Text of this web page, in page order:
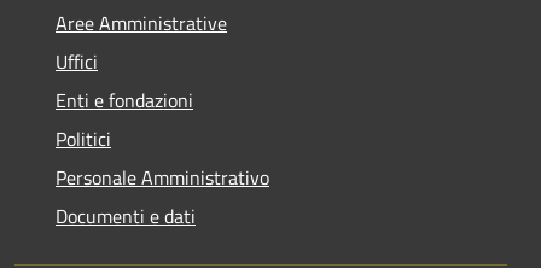
Aree Amministrative
Uffici
Enti e fondazioni
Politici
Personale Amministrativo
Documenti e dati